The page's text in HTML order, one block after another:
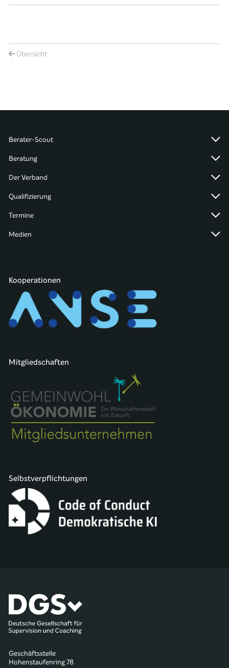
Übersicht
Berater-Scout
Beratung
Der Verband
Qualifizierung
Termine
Medien
Kooperationen
Mitgliedschaften
Selbstverpflichtungen
Geschäftsstelle
Hohenstaufenring 78